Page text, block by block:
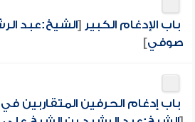
باب الإدغام الكبير [الشيخ:عبد
صوفي]
باب إدغام الحرفين المتقاربين